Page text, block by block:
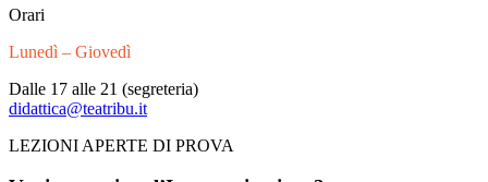
Orari
Lunedì – Giovedì
Dalle 17 alle 21 (segreteria)
didattica@teatribu.it
LEZIONI APERTE DI PROVA